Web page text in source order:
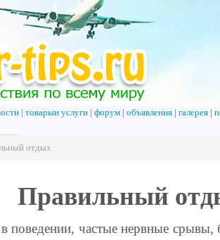
товарыи услуги форум объявления галерея
отдых
Правильный
поведении, частые нервные срывы,